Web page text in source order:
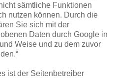
sämtliche Funktionen
nutzen können. Durch die
Sie sich mit der
Daten durch Google in
Weise und zu dem zuvor
ist der Seitenbetreiber